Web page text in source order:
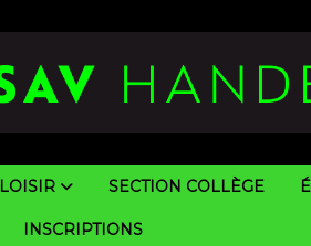
LOISIR SECTION COLLÈGE
INSCRIPTIONS